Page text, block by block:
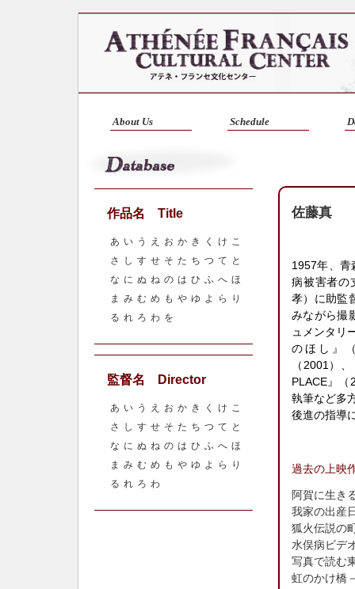
About Us Schedule
作品名 Title
あ い う え お か き く け
こ
さ
し す せ そ た ち つ て と
な に ぬ ね の は ひ ふ へ ほ
ま み む め も や ゆ よ ら
り
る れ ろ わ を
監督名 Director
あ い う え お か き く け
こ
さ
し す せ そ た ち つ て と
な に ぬ ね の は ひ ふ へ ほ
ま み む め も や ゆ よ ら
り
る れ ろ わ
佐藤真
1957年、青
病被害者の
孝）に助監
みながら撮
ュメンタリ
のほし』
（2001）
PLACE』（
執筆など多
後進の指導
過去の上映
阿賀に生き
我家の出産
狐火伝説の
水俣病ビデ
写真で読む
虹のかけ橋